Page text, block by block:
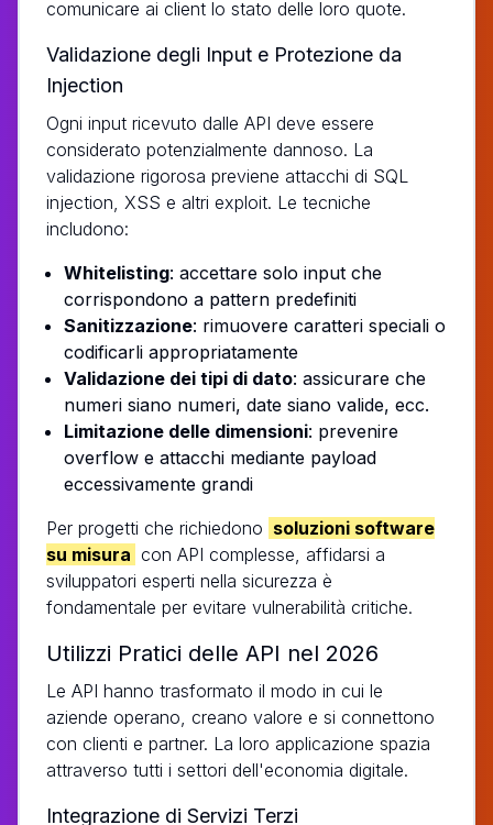
comunicare ai client lo stato delle loro quote.
Validazione degli Input e Protezione da
Injection
Ogni input ricevuto dalle API deve essere
considerato potenzialmente dannoso. La
validazione rigorosa previene attacchi di SQL
injection, XSS e altri exploit. Le tecniche
includono:
Whitelisting: accettare solo input che
corrispondono a pattern predefiniti
Sanitizzazione: rimuovere caratteri speciali o
codificarli appropriatamente
Validazione dei tipi di dato: assicurare che
numeri siano numeri, date siano valide, ecc.
Limitazione delle dimensioni: prevenire
overflow e attacchi mediante payload
eccessivamente grandi
Per progetti che richiedono soluzioni software
su misura con API complesse, affidarsi a
sviluppatori esperti nella sicurezza è
fondamentale per evitare vulnerabilità critiche.
Utilizzi Pratici delle API nel 2026
Le API hanno trasformato il modo in cui le
aziende operano, creano valore e si connettono
con clienti e partner. La loro applicazione spazia
attraverso tutti i settori dell'economia digitale.
Integrazione di Servizi Terzi